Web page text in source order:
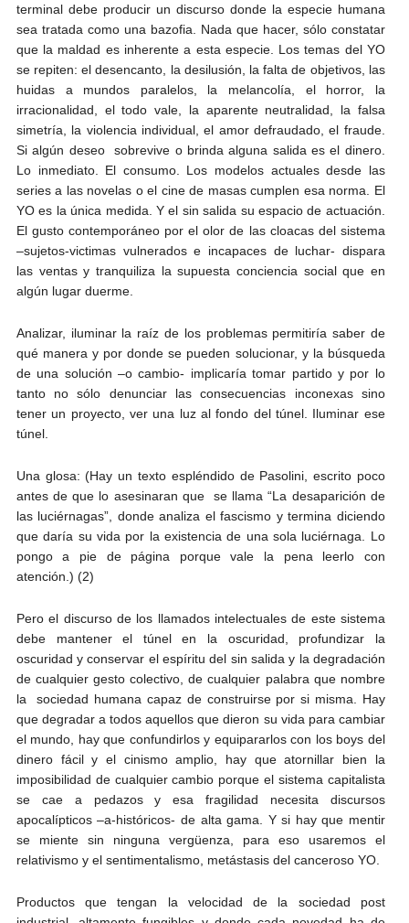
terminal debe producir un discurso donde la especie humana
sea tratada como una bazofia. Nada que hacer, sólo constatar
que la maldad es inherente a esta especie. Los temas del YO
se repiten: el desencanto, la desilusión, la falta de objetivos, las
huidas a mundos paralelos, la melancolía, el horror, la
irracionalidad, el todo vale, la aparente neutralidad, la falsa
simetría, la violencia individual, el amor defraudado, el fraude.
Si algún deseo sobrevive o brinda alguna salida es el dinero.
Lo inmediato. El consumo. Los modelos actuales desde las
series a las novelas o el cine de masas cumplen esa norma. El
YO es la única medida. Y el sin salida su espacio de actuación.
El gusto contemporáneo por el olor de las cloacas del sistema
–sujetos-victimas vulnerados e incapaces de luchar- dispara
las ventas y tranquiliza la supuesta conciencia social que en
algún lugar duerme.
Analizar, iluminar la raíz de los problemas permitiría saber de
qué manera y por donde se pueden solucionar, y la búsqueda
de una solución –o cambio- implicaría tomar partido y por lo
tanto no sólo denunciar las consecuencias inconexas sino
tener un proyecto, ver una luz al fondo del túnel. Iluminar ese
túnel.
Una glosa: (Hay un texto espléndido de Pasolini, escrito poco
antes de que lo asesinaran que se llama “La desaparición de
las luciérnagas”, donde analiza el fascismo y termina diciendo
que daría su vida por la existencia de una sola luciérnaga. Lo
pongo a pie de página porque vale la pena leerlo con
atención.) (2)
Pero el discurso de los llamados intelectuales de este sistema
debe mantener el túnel en la oscuridad, profundizar la
oscuridad y conservar el espíritu del sin salida y la degradación
de cualquier gesto colectivo, de cualquier palabra que nombre
la sociedad humana capaz de construirse por si misma. Hay
que degradar a todos aquellos que dieron su vida para cambiar
el mundo, hay que confundirlos y equipararlos con los boys del
dinero fácil y el cinismo amplio, hay que atornillar bien la
imposibilidad de cualquier cambio porque el sistema capitalista
se cae a pedazos y esa fragilidad necesita discursos
apocalípticos –a-históricos- de alta gama. Y si hay que mentir
se miente sin ninguna vergüenza, para eso usaremos el
relativismo y el sentimentalismo, metástasis del canceroso YO.
Productos que tengan la velocidad de la sociedad post